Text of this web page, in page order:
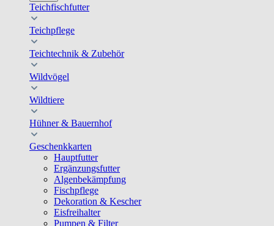
Teichfischfutter
Teichpflege
Teichtechnik & Zubehör
Wildvögel
Wildtiere
Hühner & Bauernhof
Geschenkkarten
Hauptfutter
Ergänzungsfutter
Algenbekämpfung
Fischpflege
Dekoration & Kescher
Eisfreihalter
Pumpen & Filter